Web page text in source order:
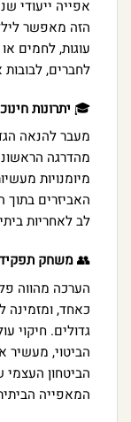
אפייה ייעודי
הזה מאפשר
עוגות, לחמים
לחברים, לבובות
🎓 יתרונות
מעבר להנאה
מהדרגה
מיומנויות
האביזרים
לב לאחריות
👥משחק
הערכה מהווה
כאחד,
גדולים. חיקוי
הביטוי, מעשיר
הביטחון
המאפייה